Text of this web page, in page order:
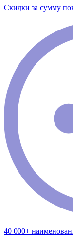
Скидки за сумму
40 000+